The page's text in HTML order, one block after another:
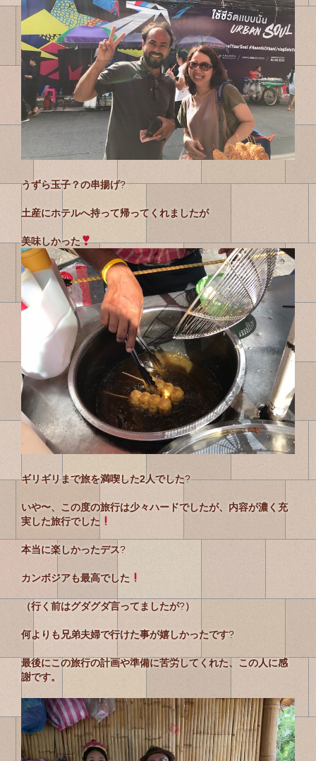
うずら玉子？の串揚げ?
土産にホテルへ持って帰ってくれましたが
美味しかった
ギリギリまで旅を満喫した2人でした?
いや〜、この度の旅行は少々ハードでしたが、内容が濃く充
実した旅行でした
本当に楽しかったデス?
カンボジアも最高でした
（行く前はグダグダ言ってましたが?）
何よりも兄弟夫婦で行けた事が嬉しかったです?
最後にこの旅行の計画や準備に苦労してくれた、この人に感
謝です。